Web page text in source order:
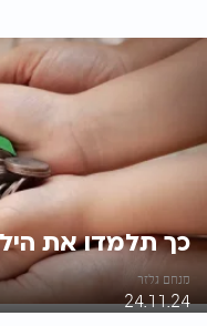
כך תלמדו את
מנחם גלזר
24.11.24